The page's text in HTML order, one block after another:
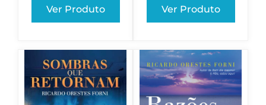
Ver Produto Ver Produto